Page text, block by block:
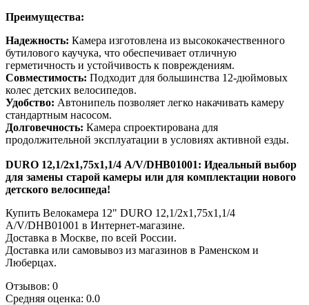
Преимущества:
Надежность: Камера изготовлена из высококачественного
бутилового каучука, что обеспечивает отличную
герметичность и устойчивость к повреждениям.
Совместимость: Подходит для большинства 12-дюймовых
колес детских велосипедов.
Удобство: Автонипель позволяет легко накачивать камеру
стандартным насосом.
Долговечность: Камера спроектирована для
продолжительной эксплуатации в условиях активной езды.
DURO 12,1/2х1,75х1,1/4 A/V/DHB01001: Идеальный выбор
для замены старой камеры или для комплектации нового
детского велосипеда!
Купить Велокамера 12" DURO 12,1/2х1,75х1,1/4
А/V/DHB01001 в Интернет-магазине.
Доставка в Москве, по всей России.
Доставка или самовывоз из магазинов в Раменском и
Люберцах.
Отзывов: 0
Средняя оценка: 0.0